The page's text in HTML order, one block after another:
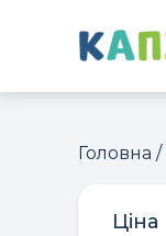
Головна /
Ціна